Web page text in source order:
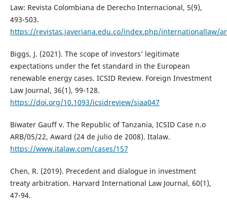
Law: Revista Colombiana de Derecho Internacional, 5(9),
493-503.
https://revistas.javeriana.edu.co/index.php/internationallaw/
Biggs, J. (2021). The scope of investors’ legitimate
expectations under the fet standard in the European
renewable energy cases. ICSID Review. Foreign Investment
Law Journal, 36(1), 99-128.
https://doi.org/10.1093/icsidreview/siaa047
Biwater Gauff v. The Republic of Tanzania, ICSID Case n.o
ARB/05/22, Award (24 de julio de 2008). Italaw.
https://www.italaw.com/cases/157
Chen, R. (2019). Precedent and dialogue in investment
treaty arbitration. Harvard International Law Journal, 60(1),
47-94.